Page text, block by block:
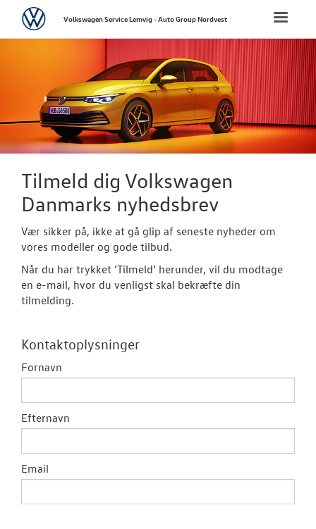
FORSIDE
BRUGTE BILER
TILBEHØR
LEJ EN
Aktuelt
OM OS
Toggle
VolkswagenVolkswagen Service Lemvig - Auto Group Nordvest
Tilmeld dig Volkswagen
Danmarks nyhedsbrev
Vær sikker på, ikke at gå glip af seneste nyheder om
vores modeller og gode tilbud.
Når du har trykket ’Tilmeld’ herunder, vil du modtage
en e-mail, hvor du venligst skal bekræfte din
tilmelding.
Kontaktoplysninger
Fornavn
Efternavn
Email